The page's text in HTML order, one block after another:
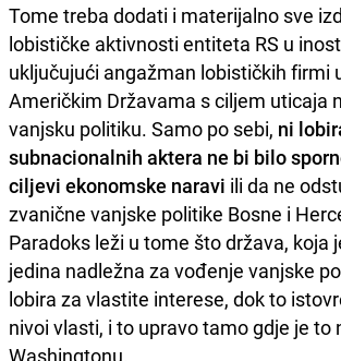
Tome treba dodati i materijalno sve
lobističke aktivnosti entiteta RS u
uključujući angažman lobističkih firmi
Američkim Državama s ciljem uticaja
vanjsku politiku. Samo po sebi, ni
subnacionalnih aktera ne bi bilo
ciljevi ekonomske naravi ili da ne
zvanične vanjske politike Bosne i
Paradoks leži u tome što država, koja
jedina nadležna za vođenje vanjske
lobira za vlastite interese, dok to
nivoi vlasti, i to upravo tamo gdje je to
Washingtonu.